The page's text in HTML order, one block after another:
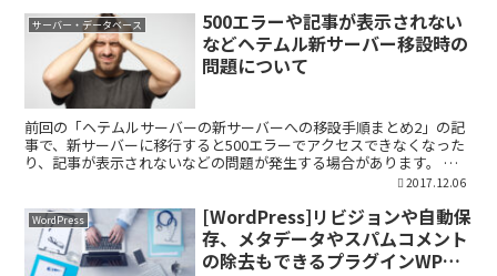
サーバー・データベース
500エラーや記事が表示されない
などヘテムル新サーバー移設時の
問題について
前回の「ヘテムルサーバーの新サーバーへの移設手順まとめ2」の記
事で、新サーバーに移行すると500エラーでアクセスできなくなった
り、記事が表示されないなどの問題が発生する場合があります。 こ
の記事では、わたしが経験したエラーを中心にその原因と...2017.12.06
WordPress
[WordPress]リビジョンや自動保
存、メタデータやスパムコメント
の除去もできるプラグインWP